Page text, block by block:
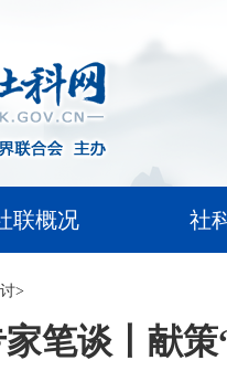
联概况 社
>
笔谈丨献策